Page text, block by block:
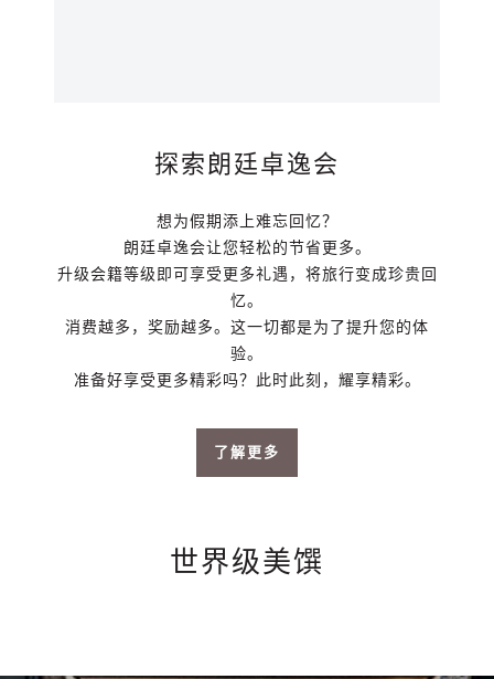
探索朗廷卓逸会
想为假期添上难忘回忆？
朗廷卓逸会让您轻松的节省更多。
升级会籍等级即可享受更多礼遇，将旅行变成珍贵回
忆。
消费越多，奖励越多。这一切都是为了提升您的体
验。
准备好享受更多精彩吗？此时此刻，耀享精彩。
了解更多
世界级美馔